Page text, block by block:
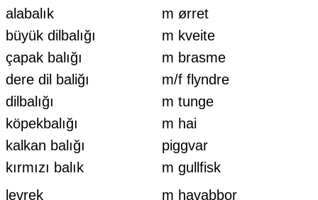
alabalık
m ørret
büyük dilbalığı
m kveite
çapak balığı
m brasme
dere dil baliğı
m/f flyndre
dilbalığı
m tunge
köpekbalığı
m hai
kalkan balığı
piggvar
kırmızı balık
m gullfisk
levrek
m havabbor